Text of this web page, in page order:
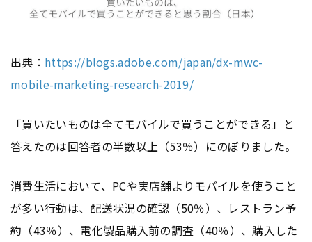
出典： https://blogs.adobe.com/japan/dx-mwc-
mobile-marketing-research-2019/
「買いたいものは全てモバイルで買うことができる」と
答えたのは回答者の半数以上（53％）にのぼりました。
消費生活において、PCや実店舗よりモバイルを使うこと
が多い行動は、配送状況の確認（50％）、レストラン予
約（43％）、電化製品購入前の調査（40％）、購入した